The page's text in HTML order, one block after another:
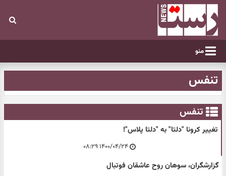
منو
تنفس
تنفس
تغییر کرونا "دلتا" به "دلتا پلاس"!
۱۴۰۰/۰۴/۲۴ ۰۸:۲۹
گزارشگران، سوهان روح عاشقان فوتبال